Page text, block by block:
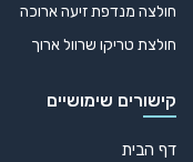
חולצה מנדפת זיעה ארוכה
חולצת טריקו שרוול ארוך
קישורים שימושיים
דף הבית